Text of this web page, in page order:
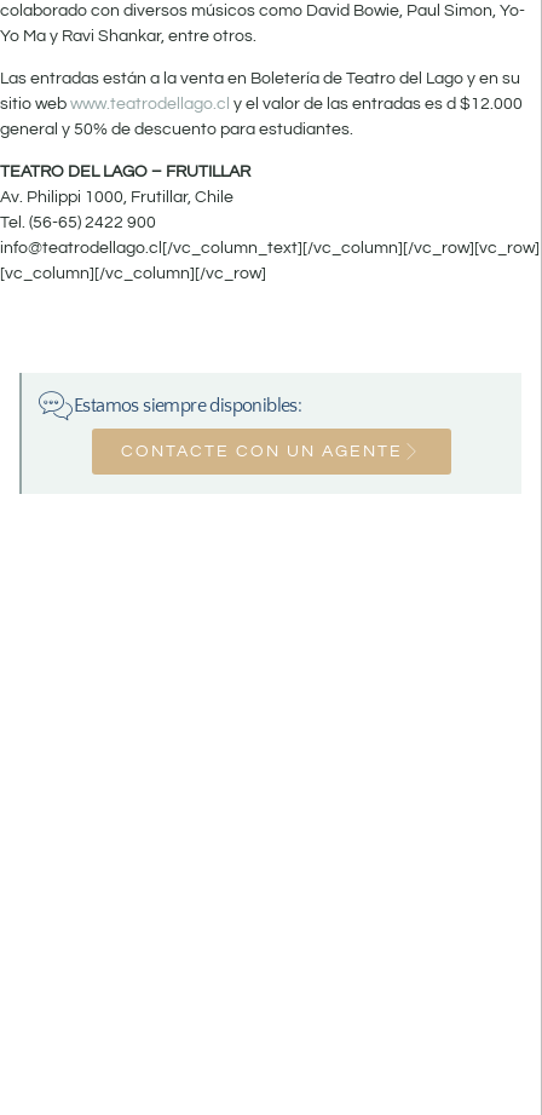
colaborado con diversos músicos como David Bowie, Paul Simon, Yo-
Yo Ma y Ravi Shankar, entre otros.
Las entradas están a la venta en Boletería de Teatro del Lago y en su
sitio web www.teatrodellago.cl y el valor de las entradas es d $12.000
general y 50% de descuento para estudiantes.
TEATRO DEL LAGO – FRUTILLAR
Av. Philippi 1000, Frutillar, Chile
Tel. (56-65) 2422 900
info@teatrodellago.cl[/vc_column_text][/vc_column][/vc_row][vc_row]
[vc_column][/vc_column][/vc_row]
Estamos siempre disponibles:
CONTACTE CON UN AGENTE